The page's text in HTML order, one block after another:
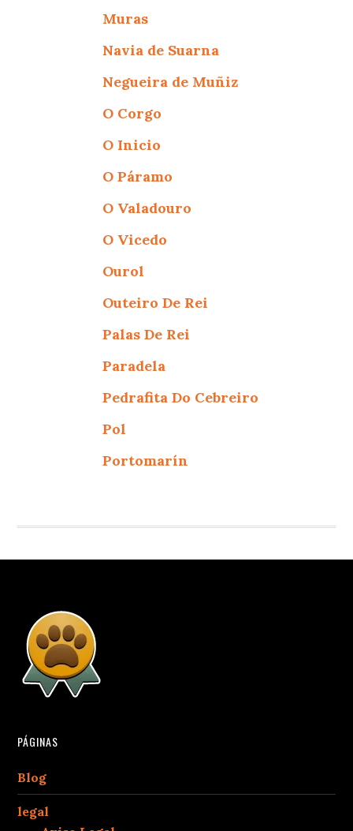
Muras
Navia de Suarna
Negueira de Muñiz
O Corgo
O Inicio
O Páramo
O Valadouro
O Vicedo
Ourol
Outeiro De Rei
Palas De Rei
Paradela
Pedrafita Do Cebreiro
Pol
Portomarín
PÁGINAS
Blog
legal